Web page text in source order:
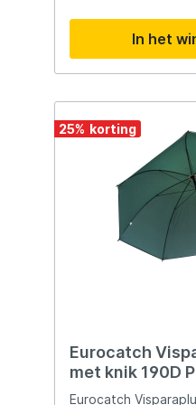
centrale paal voor
Optioneel gebruik
bijgeleverde storm caps Achterste
points voor stabiliteit
Afmetingen en gewicht: Hoogte:
In het
25%
Eurocatch
met knik 190D
Umbrella -
Eurocatch